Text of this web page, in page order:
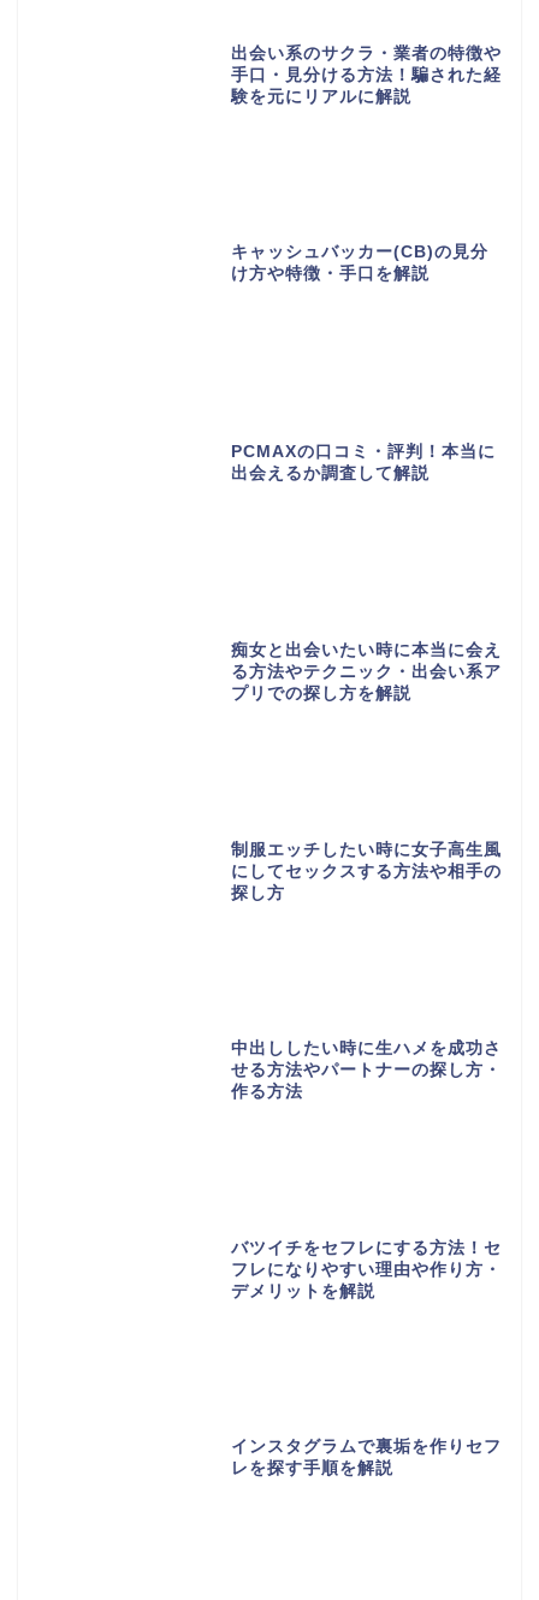
出会い系のサクラ・業者の特徴や
手口・見分ける方法！騙された経
験を元にリアルに解説
キャッシュバッカー(CB)の見分
け方や特徴・手口を解説
PCMAXの口コミ・評判！本当に
出会えるか調査して解説
痴女と出会いたい時に本当に会え
る方法やテクニック・出会い系ア
プリでの探し方を解説
制服エッチしたい時に女子高生風
にしてセックスする方法や相手の
探し方
中出ししたい時に生ハメを成功さ
せる方法やパートナーの探し方・
作る方法
バツイチをセフレにする方法！セ
フレになりやすい理由や作り方・
デメリットを解説
インスタグラムで裏垢を作りセフ
レを探す手順を解説